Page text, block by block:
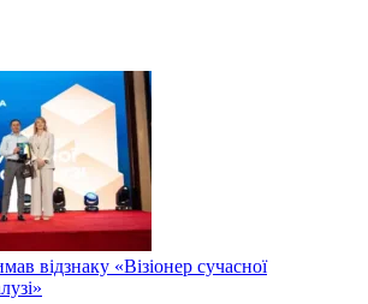
відзнаку «Візіонер сучасної